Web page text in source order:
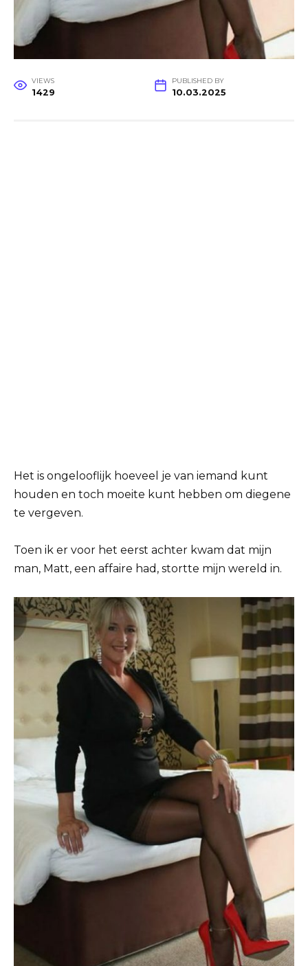
VIEWS
1429
PUBLISHED BY
10.03.2025
Het is ongelooflijk hoeveel je van iemand kunt
houden en toch moeite kunt hebben om diegene
te vergeven.
Toen ik er voor het eerst achter kwam dat mijn
man, Matt, een affaire had, stortte mijn wereld in.